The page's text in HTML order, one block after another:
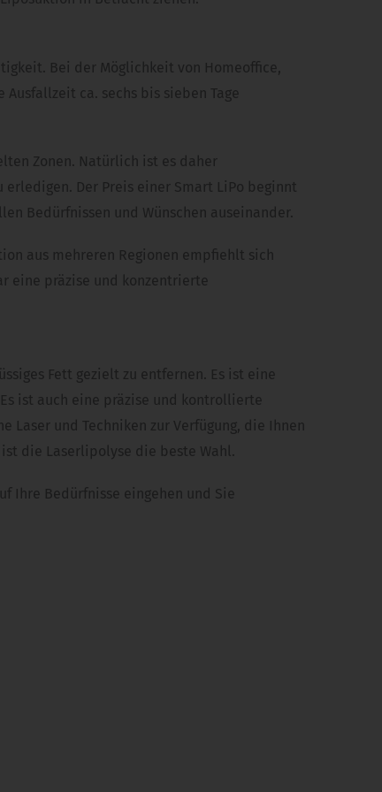
Bei der Möglichkeit von Homeoffice,
ca. sechs bis sieben Tage
Zonen. Natürlich ist es daher
erledigen. Der Preis einer Smart LiPo beginnt
Bedürfnissen und Wünschen auseinander.
aus mehreren Regionen empfiehlt sich
eine präzise und konzentrierte
Fett gezielt zu entfernen. Es ist eine
ist auch eine präzise und kontrollierte
und Techniken zur Verfügung, die Ihnen
die Laserlipolyse die beste Wahl.
Ihre Bedürfnisse eingehen und Sie